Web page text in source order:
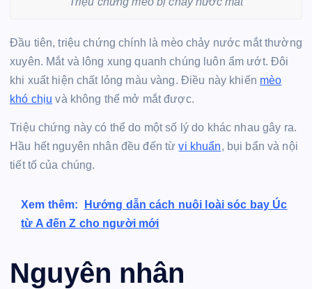
Đầu tiên, triệu chứng chính là mèo chảy nước mắt thường
xuyên. Mắt và lông xung quanh chúng luôn ẩm ướt. Đôi
khi xuất hiện chất lỏng màu vàng. Điều này khiến mèo
khó chịu và không thể mở mắt được.
Triệu chứng này có thể do một số lý do khác nhau gây ra.
Hầu hết nguyên nhân đều đến từvi khuẩn, bụi bẩn và nội
tiết tố của chúng.
Xem thêm:
Hướng dẫn cách nuôi loài sóc bay Úc
từ A đến Z cho người mới
Nguyên nhân